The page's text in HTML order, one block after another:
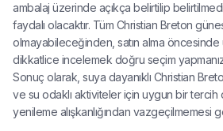
ambalaj üzerinde açıkça belirtilip
faydalı olacaktır. Tüm Christian Breton
olmayabileceğinden, satın alma öncesinde
dikkatlice incelemek doğru seçim
Sonuç olarak, suya dayanıklı Christian
ve su odaklı aktiviteler için uygun bir tercih
yenileme alışkanlığından vazgeçilmemesi